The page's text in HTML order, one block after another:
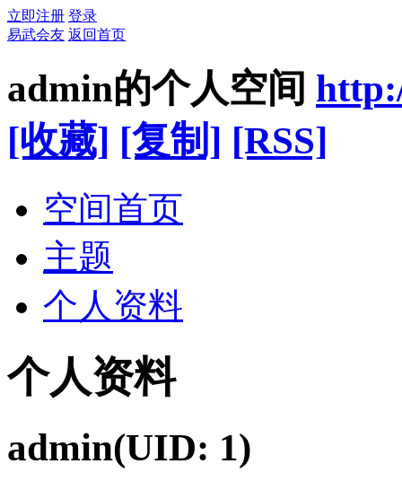
立即注册 登录
易武会友 返回首页
admin的个人空间
[收藏] [复制] [RSS]
空间首页
主题
个人资料
个人资料
admin(UID: 1)